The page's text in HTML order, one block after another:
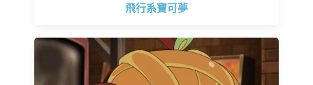
飛行系寶可夢